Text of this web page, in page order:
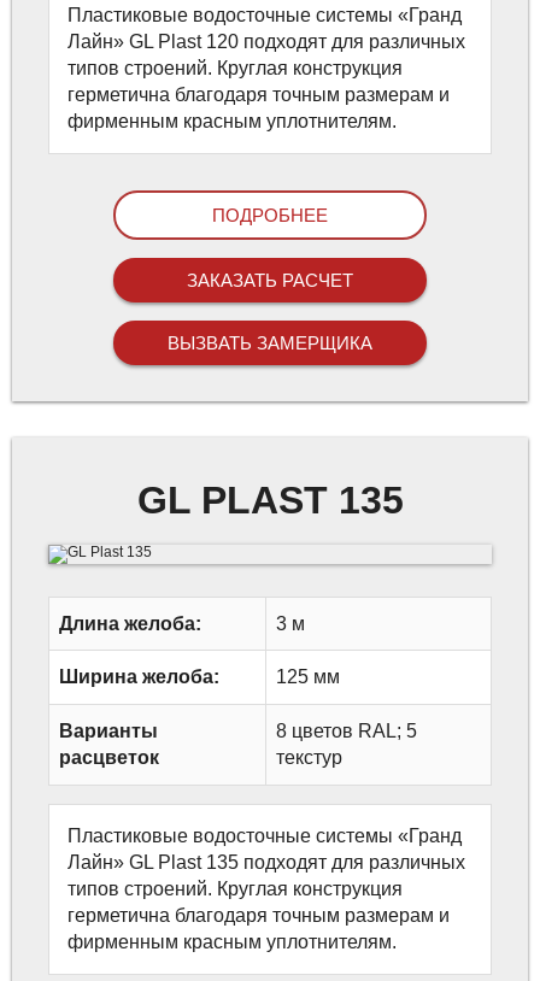
Пластиковые водосточные системы «Гранд
Лайн» GL Plast 120 подходят для различных
типов строений. Круглая конструкция
герметична благодаря точным размерам и
фирменным красным уплотнителям.
ПОДРОБНЕЕ
ЗАКАЗАТЬ РАСЧЕТ
ВЫЗВАТЬ ЗАМЕРЩИКА
GL PLAST 135
Длина желоба: 3 м
Ширина желоба: 125 мм
Варианты
расцветок
8 цветов RAL; 5
текстур
Пластиковые водосточные системы «Гранд
Лайн» GL Plast 135 подходят для различных
типов строений. Круглая конструкция
герметична благодаря точным размерам и
фирменным красным уплотнителям.